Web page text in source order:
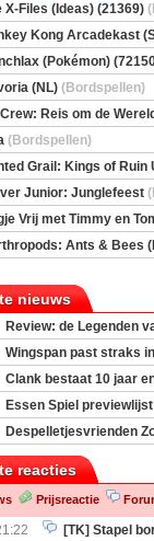
X-Files (Ideas) (21369)
Kong Arcadekast
(Pokémon)
(NL) (Bordspellen)
Reis om de Wereld
(Bordspellen)
Grail: Kings of Ruin
(Bordspellen)
Junior: Junglefeest
Vrij met Timmy en
(Ideas) Ants & Bees
nieuws
Review: de Legenden
Wingspan past straks
Clank bestaat 10 jaar
Essen Spiel
Despelletjesvrienden
reacties
Prijsreactie
[TK] Stapel